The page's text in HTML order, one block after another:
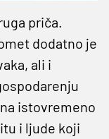
priča.
dodatno je
ali i
istovremeno
i ljude koji